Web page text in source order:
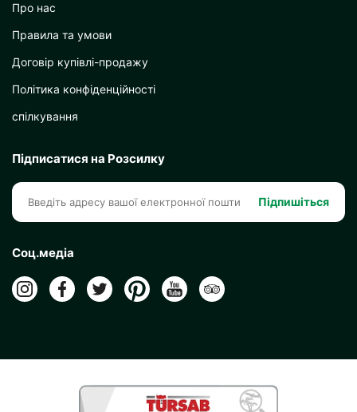
Про нас
Правила та умови
Договір купівлі-продажу
Політика конфіденційності
спілкування
Підписатися на Розсилку
Підпишіться
Соц.медіа